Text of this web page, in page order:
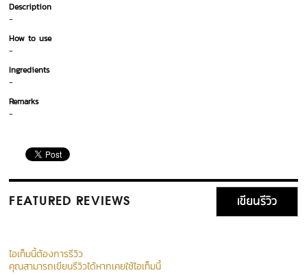
Description
-
How to use
-
Ingredients
-
Remarks
-
FEATURED REVIEWS เขียนรีวิว
ไอเท็มนี้ต้องการรีวิว
คุณสามารถเขียนรีวิวได้หากเคยใช้ไอเท็มนี้